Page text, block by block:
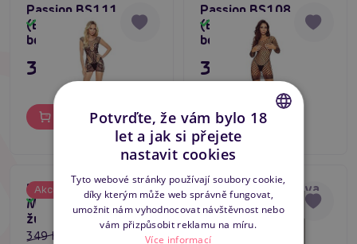
Passion BS111
(Black), erotický
bodystocking
Skladem
349 Kč
Do košíku
Passion BS108
(Black), síťovaný
bodystocking
Skladem
349 Kč
Do košíku
Akce
-20%
Penthouse Midnight
Mirage (Rose), sexy
župánek
Skladem
349 Kč
Vzrušující souprava
Passion BELTIS
DRESS černá
Skladem
ENGLISH
Potvrďte, že vám bylo 18
let a jak si přejete
nastavit cookies
Tyto webové stránky používají soubory cookie,
díky kterým může web správně fungovat,
umožnit nám vyhodnocovat návštěvnost nebo
vám přizpůsobit reklamu na míru.
Více informací